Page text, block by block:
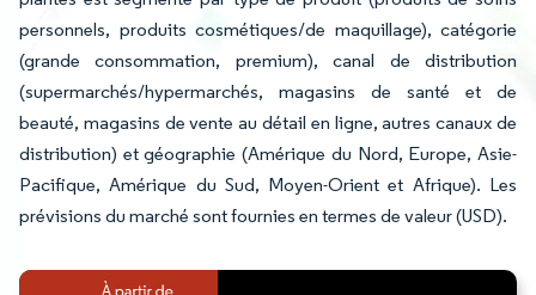
personnels, produits cosmétiques/de maquillage), catégorie
(grande consommation, premium), canal de distribution
(supermarchés/hypermarchés, magasins de santé et de
beauté, magasins de vente au détail en ligne, autres canaux de
distribution) et géographie (Amérique du Nord, Europe, Asie-
Pacifique, Amérique du Sud, Moyen-Orient et Afrique). Les
prévisions du marché sont fournies en termes de valeur (USD).